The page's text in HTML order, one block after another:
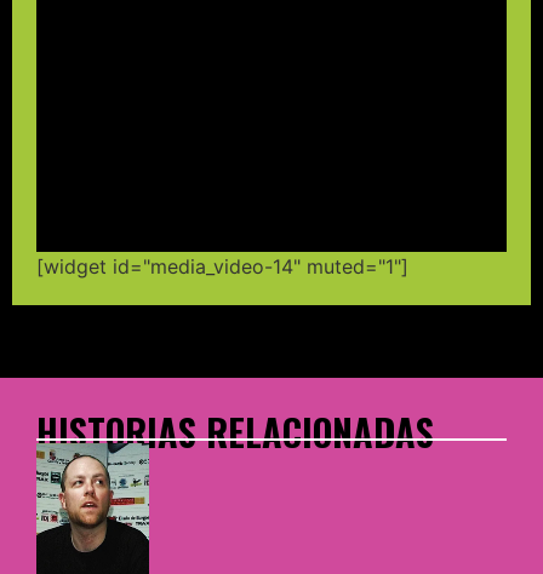
[widget id="media_video-14" muted="1"]
HISTORIAS RELACIONADAS